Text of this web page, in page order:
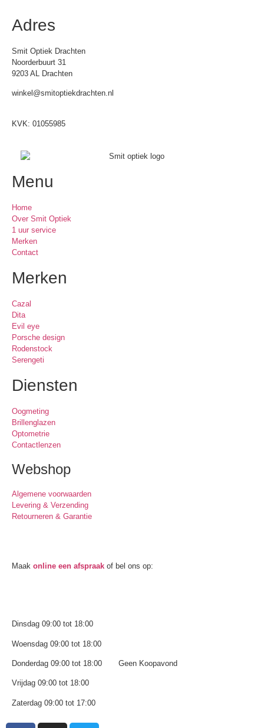
Adres
Smit Optiek Drachten
Noorderbuurt 31
9203 AL Drachten
winkel@smitoptiekdrachten.nl
KVK: 01055985
Menu
Home
Over Smit Optiek
1 uur service
Merken
Contact
Merken
Cazal
Dita
Evil eye
Porsche design
Rodenstock
Serengeti
Diensten
Oogmeting
Brillenglazen
Optometrie
Contactlenzen
Webshop
Algemene voorwaarden
Levering & Verzending
Retourneren & Garantie
Maak online een afspraak of bel ons op:
Dinsdag 09:00 tot 18:00
Woensdag 09:00 tot 18:00
Donderdag 09:00 tot 18:00 Geen Koopavond
Vrijdag 09:00 tot 18:00
Zaterdag 09:00 tot 17:00